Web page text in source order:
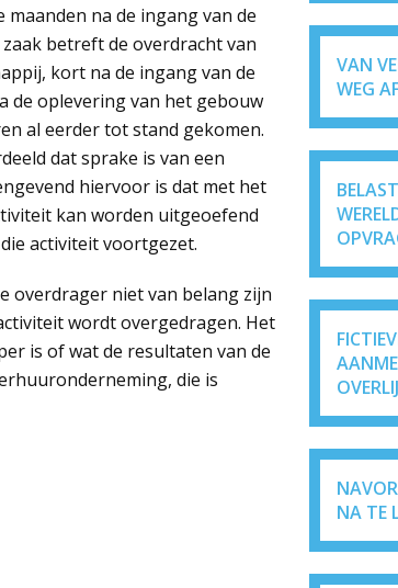
na de ingang van de
betreft de overdracht van
kort na de ingang van de
de oplevering van het gebouw
al eerder tot stand gekomen.
dat sprake is van een
hiervoor is dat met het
kan worden uitgeoefend
activiteit voortgezet.
overdrager niet van belang zijn
wordt overgedragen. Het
is of wat de resultaten van de
die is
VAN
WEG
NA TE